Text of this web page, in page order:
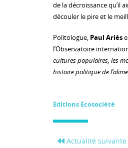
de la décroissance qu’il
découler le pire et le
Politologue, Paul Ariès
l’Observatoire
cultures populaires, les
histoire politique de
Editions Ecosociété
Actualité suivante